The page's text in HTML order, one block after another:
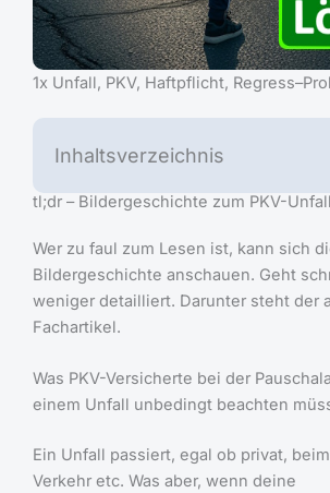
1x Unfall, PKV, Haftpflicht,
Inhaltsverzeichnis
tl;dr – Bildergeschichte zum PKV-
Wer zu faul zum Lesen ist, kann sich
Bildergeschichte anschauen. Geht
weniger detailliert. Darunter steht der
Fachartikel.
Was PKV-Versicherte bei der
einem Unfall unbedingt beachten
Ein Unfall passiert, egal ob privat,
Verkehr etc. Was aber, wenn deine